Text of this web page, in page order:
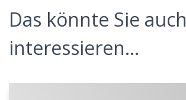
Das könnte Sie auch
interessieren...